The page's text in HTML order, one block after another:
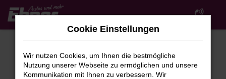
Zum
Hauptinhalt
Cookie Einstellungen
Wir nutzen Cookies, um Ihnen die bestmögliche
Nutzung unserer Webseite zu ermöglichen und unsere
Kommunikation mit Ihnen zu verbessern. Wir